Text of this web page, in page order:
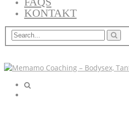
KONTAKT